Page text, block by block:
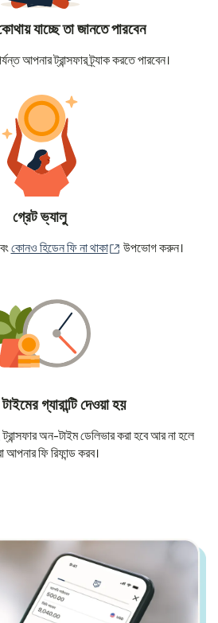
যাচ্ছে তা জানতে পারবেন
আপনার ট্রান্সফার ট্র্যাক করতে পারবেন।
গ্রেট ভ্যালু
কোনও হিডেন ফি না থাকা (নতুন উইন্ডোতে খুলবে)
উপভোগ করুন।
গ্যারান্টি দেওয়া হয়
অন-টাইম ডেলিভার করা হবে আর না হলে
আপনার ফি রিফান্ড করব।